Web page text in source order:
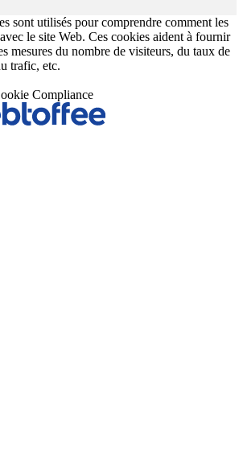
sont utilisés pour comprendre comment les
le site Web. Ces cookies aident à fournir
mesures du nombre de visiteurs, du taux de
trafic, etc.
Compliance